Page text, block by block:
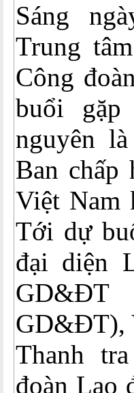
Sáng
Trung
Công
buổi
nguyên
Ban chấp
Việt Nam
Tới dự
đại diện
GD&ĐT
GD&ĐT),
Thanh
đoàn Lao